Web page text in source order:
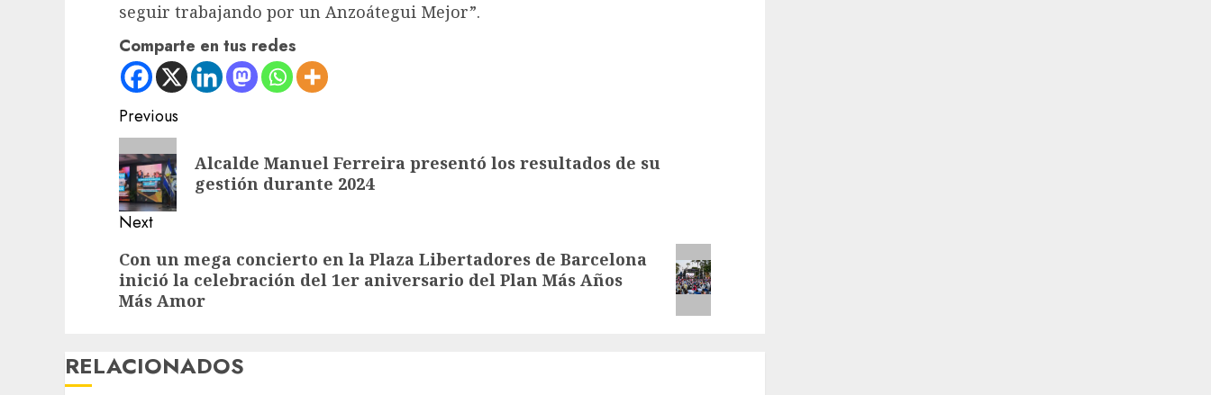
seguir trabajando por un Anzoátegui Mejor”.
Comparte en tus redes
Post
navigation
Previous
Previous
post:
Alcalde Manuel Ferreira presentó los resultados de su
gestión durante 2024
Next
Next
post:
Con un mega concierto en la Plaza Libertadores de Barcelona
inició la celebración del 1er aniversario del Plan Más Años
Más Amor
RELACIONADOS